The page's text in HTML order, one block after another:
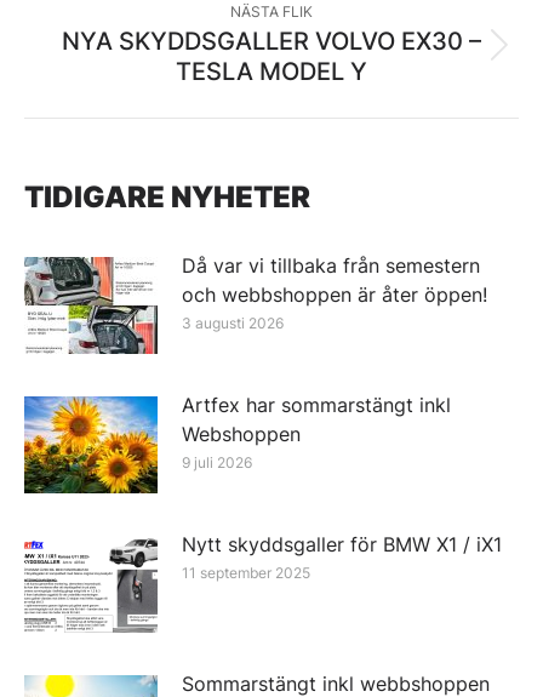
NÄSTA FLIK
Nästa
flik
NYA SKYDDSGALLER VOLVO EX30 –
TESLA MODEL Y
TIDIGARE NYHETER
Då var vi tillbaka från semestern
och webbshoppen är åter öppen!
3 augusti 2026
Artfex har sommarstängt inkl
Webshoppen
9 juli 2026
Nytt skyddsgaller för BMW X1 / iX1
11 september 2025
Sommarstängt inkl webbshoppen